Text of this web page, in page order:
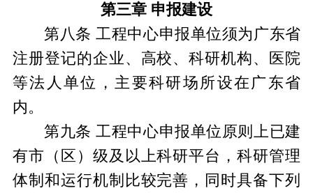
第三章 申报建设
第八条 工程中心申报单位须为广东省
注册登记的企业、高校、科研机构、医院
等法人单位，主要科研场所设在广东省
内。
第九条 工程中心申报单位原则上已建
有市（区）级及以上科研平台，科研管理
体制和运行机制比较完善，同时具备下列